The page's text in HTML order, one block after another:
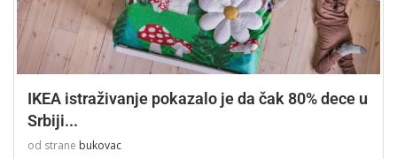
IKEA istraživanje pokazalo je da čak 80% dece u
Srbiji...
od strane bukovac